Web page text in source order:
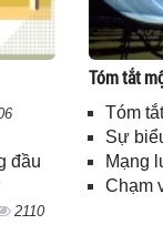
đầu
2110
Tóm tắt
Tóm
Sự
Mạng
Chạm